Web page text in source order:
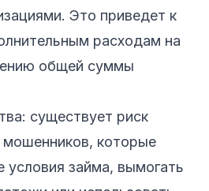
Это приведет к
расходам на
общей суммы
существует риск
мошенников, которые
займа, вымогать